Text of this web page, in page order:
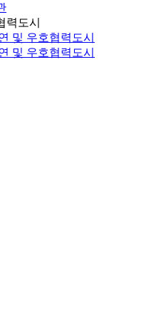
력도시
및 우호협력도시
및 우호협력도시